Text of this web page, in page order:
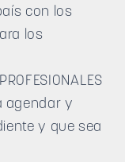
con los
los
agendar y
y que sea